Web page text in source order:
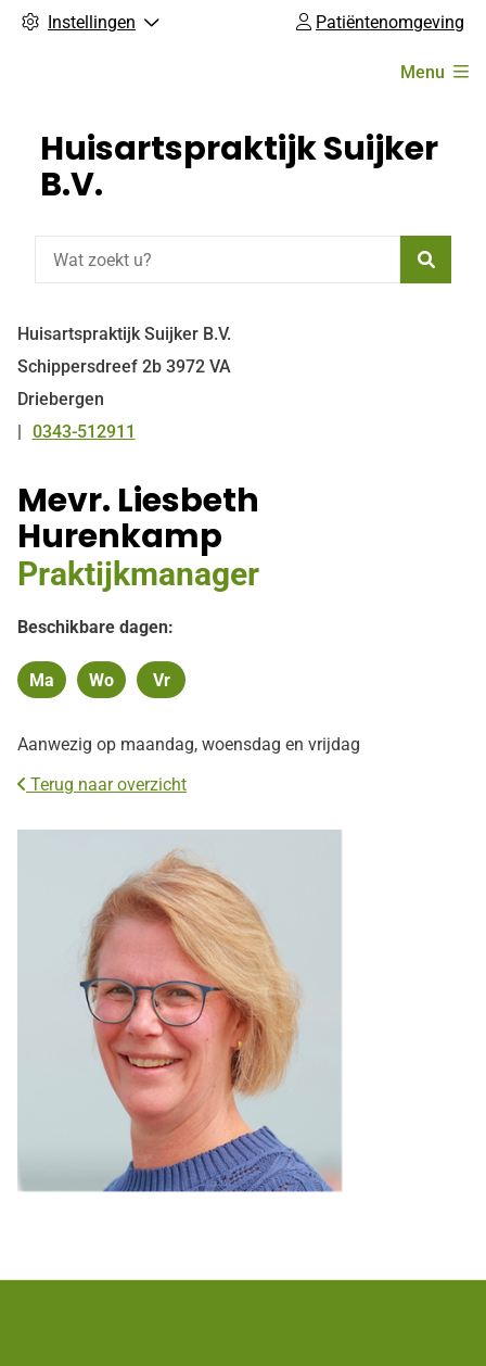
Instellingen Patiëntenomgeving
Menu
Huisartspraktijk Suijker
B.V.
Huisartspraktijk Suijker B.V.
Schippersdreef 2b 3972 VA
Driebergen
Tel:
0343-512911
Mevr. Liesbeth
Hurenkamp
Praktijkmanager
Beschikbare dagen:
Maandag
Ma Woensdag
Wo Vrijdag
Vr
Aanwezig op maandag, woensdag en vrijdag
Terug naar overzicht